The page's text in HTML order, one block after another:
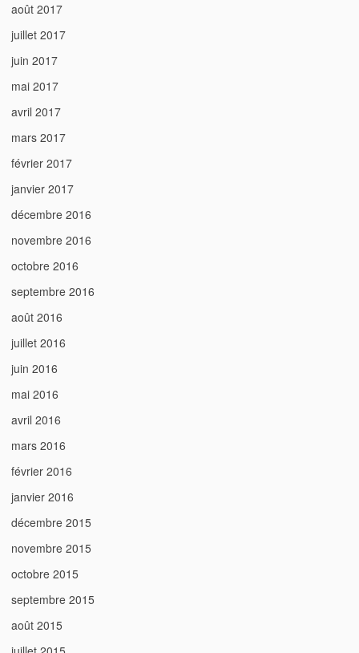
août 2017
juillet 2017
juin 2017
mai 2017
avril 2017
mars 2017
février 2017
janvier 2017
décembre 2016
novembre 2016
octobre 2016
septembre 2016
août 2016
juillet 2016
juin 2016
mai 2016
avril 2016
mars 2016
février 2016
janvier 2016
décembre 2015
novembre 2015
octobre 2015
septembre 2015
août 2015